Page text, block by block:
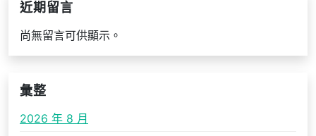
近期留言
尚無留言可供顯示。
彙整
2026 年 8 月